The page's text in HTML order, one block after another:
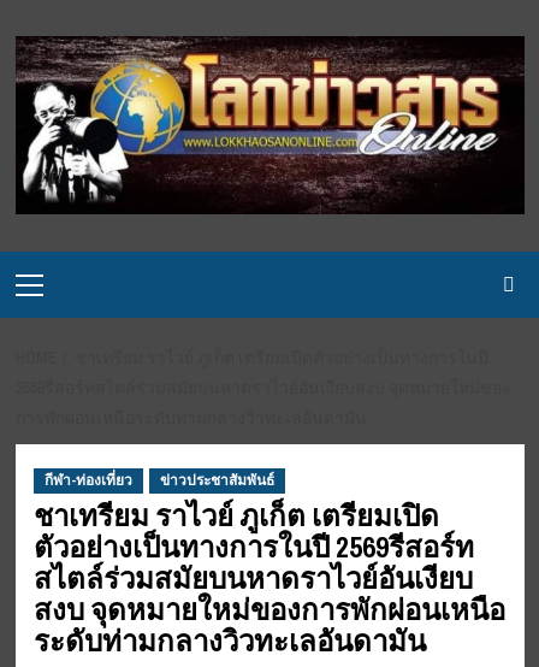
to
content
Menu
กีฬา-ท่องเที่ยว ข่าวประชาสัมพันธ์
ชาเทรียม ราไวย์ ภูเก็ต เตรียมเปิด
ตัวอย่างเป็นทางการในปี 2569รีสอร์ท
สไตล์ร่วมสมัยบนหาดราไวย์อันเงียบ
สงบ จุดหมายใหม่ของการพักผ่อนเหนือ
ระดับท่ามกลางวิวทะเลอันดามัน